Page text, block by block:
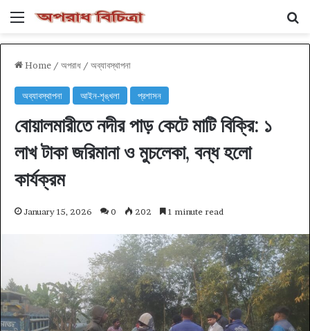
Menu
Home / অপরাধ / অব্যাবস্থাপনা
অব্যাবস্থাপনা আইন-শৃঙ্খলা প্রশাসন
বোয়ালমারীতে নদীর পাড় কেটে মাটি বিক্রি: ১
লাখ টাকা জরিমানা ও মুচলেকা, বন্ধ হলো
কার্যক্রম
January 15, 2026 0 202 1 minute read